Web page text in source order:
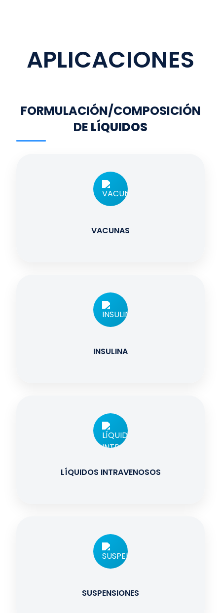
APLICACIONES
FORMULACIÓN/COMPOSICIÓN
DE LÍQUIDOS
VACUNAS
INSULINA
LÍQUIDOS INTRAVENOSOS
SUSPENSIONES